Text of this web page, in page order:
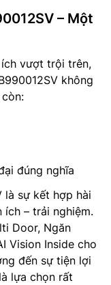
– Một
vượt trội trên,
không
đúng nghĩa
là sự kết hợp hài
ích – trải nghiệm.
Door, Ngăn
Vision Inside cho
đến sự tiện lợi
lựa chọn rất